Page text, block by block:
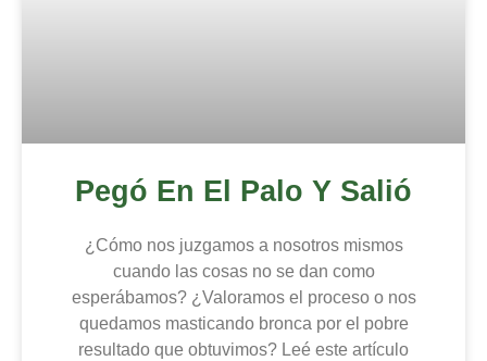
Pegó En El Palo Y Salió
¿Cómo nos juzgamos a nosotros mismos
cuando las cosas no se dan como
esperábamos? ¿Valoramos el proceso o nos
quedamos masticando bronca por el pobre
resultado que obtuvimos? Leé este artículo